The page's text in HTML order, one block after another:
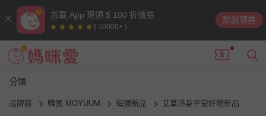
首載 App 現領 $ 100 折價券
( 10000+ )
點我領券
分類
品牌館 韓國 MOYUUM 每週新品 艾草淨身平安好物新品